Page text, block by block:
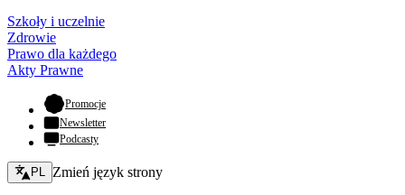
Szkoły i uczelnie
Zdrowie
Prawo dla każdego
Akty Prawne
Promocje- otwiera się w nowej karcie
Newsletter
Podcasty
Zmień język - bieżący:
PL Zmień język strony